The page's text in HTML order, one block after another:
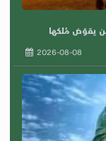
يقوّض مُلكها
2026-08-08